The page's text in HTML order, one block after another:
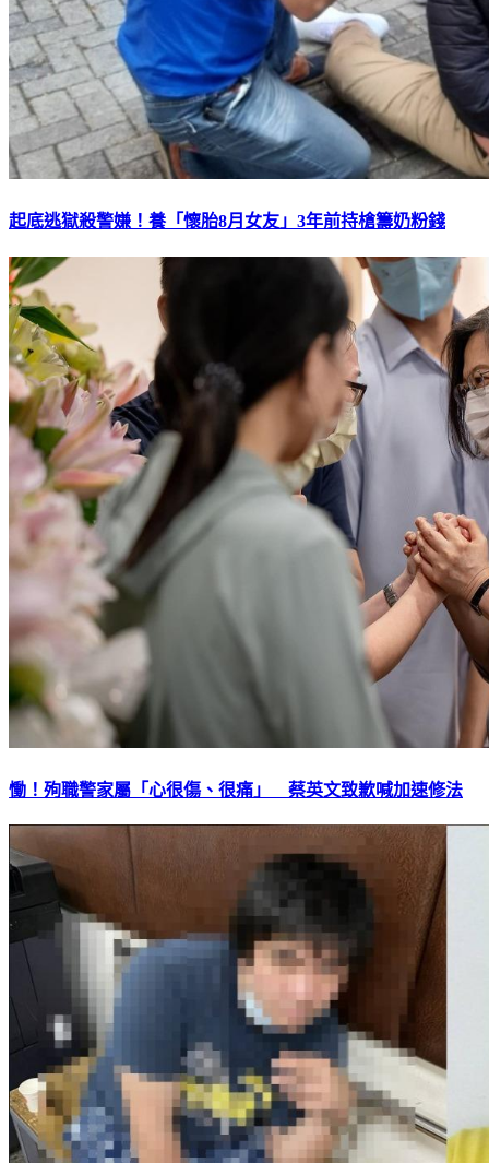
起底逃獄殺警嫌！養「懷胎8月女友」3年前持槍籌奶粉錢
慟！殉職警家屬「心很傷、很痛」 蔡英文致歉喊加速修法